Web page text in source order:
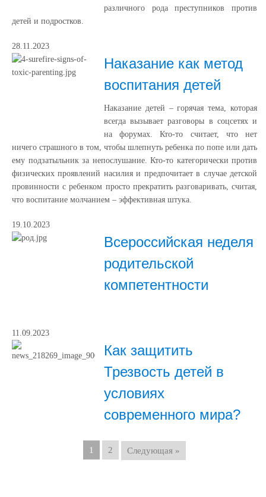
различного рода преступников против
детей и подростков.
28.11.2023
Наказание как метод
воспитания детей
Наказание детей – горячая тема, которая
всегда вызывает разговоры в соцсетях и
на форумах. Кто-то считает, что нет
ничего страшного в том, чтобы шлепнуть ребенка по попе или дать
ему подзатыльник за непослушание. Кто-то категорически против
физических проявлений насилия и предпочитает в случае детской
провинности с ребенком просто прекратить разговаривать, считая,
что воспитание молчанием – эффективная штука.
19.10.2023
Всероссийская неделя
родительской
компетентности
11.09.2023
Как защитить
Трезвость детей в
условиях
современного мира?
1 2 Следующая »